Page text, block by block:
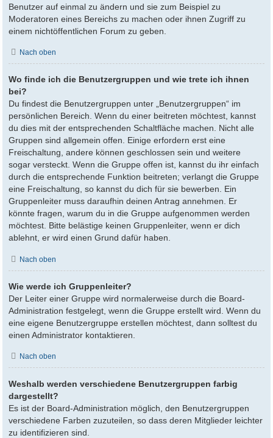
Benutzer auf einmal zu ändern und sie zum Beispiel zu
Moderatoren eines Bereichs zu machen oder ihnen Zugriff zu
einem nichtöffentlichen Forum zu geben.
Nach oben
Wo finde ich die Benutzergruppen und wie trete ich ihnen
bei?
Du findest die Benutzergruppen unter „Benutzergruppen“ im
persönlichen Bereich. Wenn du einer beitreten möchtest, kannst
du dies mit der entsprechenden Schaltfläche machen. Nicht alle
Gruppen sind allgemein offen. Einige erfordern erst eine
Freischaltung, andere können geschlossen sein und weitere
sogar versteckt. Wenn die Gruppe offen ist, kannst du ihr einfach
durch die entsprechende Funktion beitreten; verlangt die Gruppe
eine Freischaltung, so kannst du dich für sie bewerben. Ein
Gruppenleiter muss daraufhin deinen Antrag annehmen. Er
könnte fragen, warum du in die Gruppe aufgenommen werden
möchtest. Bitte belästige keinen Gruppenleiter, wenn er dich
ablehnt, er wird einen Grund dafür haben.
Nach oben
Wie werde ich Gruppenleiter?
Der Leiter einer Gruppe wird normalerweise durch die Board-
Administration festgelegt, wenn die Gruppe erstellt wird. Wenn du
eine eigene Benutzergruppe erstellen möchtest, dann solltest du
einen Administrator kontaktieren.
Nach oben
Weshalb werden verschiedene Benutzergruppen farbig
dargestellt?
Es ist der Board-Administration möglich, den Benutzergruppen
verschiedene Farben zuzuteilen, so dass deren Mitglieder leichter
zu identifizieren sind.